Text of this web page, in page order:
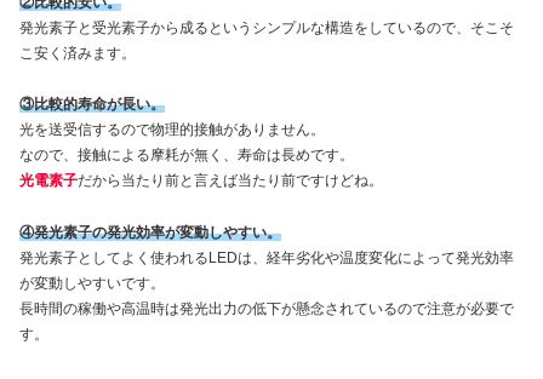
発光素子と受光素子から成るというシンプルな構造をしているので、そこそ
こ安く済みます。
③比較的寿命が長い。
光を送受信するので物理的接触がありません。
なので、接触による摩耗が無く、寿命は長めです。
光電素子だから当たり前と言えば当たり前ですけどね。
④発光素子の発光効率が変動しやすい。
発光素子としてよく使われるLEDは、経年劣化や温度変化によって発光効率
が変動しやすいです。
長時間の稼働や高温時は発光出力の低下が懸念されているので注意が必要で
す。